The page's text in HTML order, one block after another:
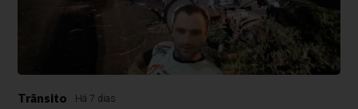
Trânsito Há 7 dias